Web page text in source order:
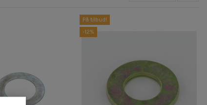
På tilbud!
-12%